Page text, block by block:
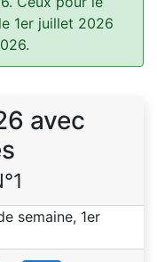
1er juillet 2026
avec